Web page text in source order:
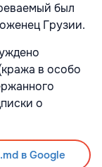
был
Грузии.
в особо
о
в Google